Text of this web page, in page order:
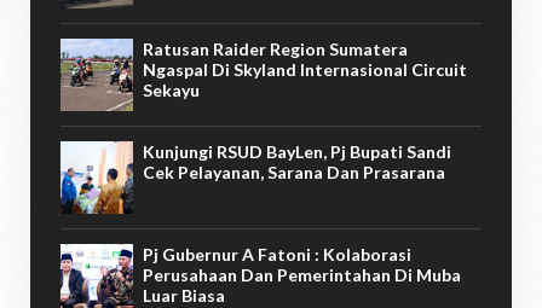
Ratusan Raider Region Sumatera
Ngaspal Di Skyland Internasional Circuit
Sekayu
Kunjungi RSUD BayLen, Pj Bupati Sandi
Cek Pelayanan, Sarana Dan Prasarana
Pj Gubernur A Fatoni : Kolaborasi
Perusahaan Dan Pemerintahan Di Muba
Luar Biasa